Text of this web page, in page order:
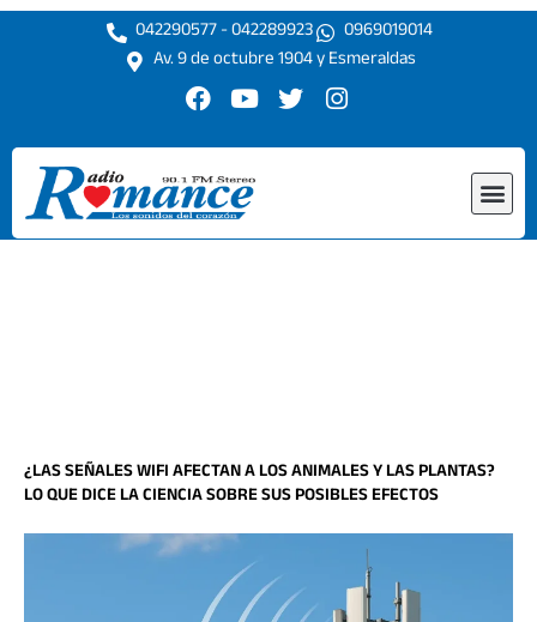
Ir
042290577 - 042289923
0969019014
Av. 9 de octubre 1904 y Esmeraldas
F
c
e
b
o
o
Y
u
t
u
b
e
T
i
r
I
s
r
¿LAS SEÑALES WIFI AFECTAN A LOS ANIMALES Y LAS PLANTAS?
LO QUE DICE LA CIENCIA SOBRE SUS POSIBLES EFECTOS